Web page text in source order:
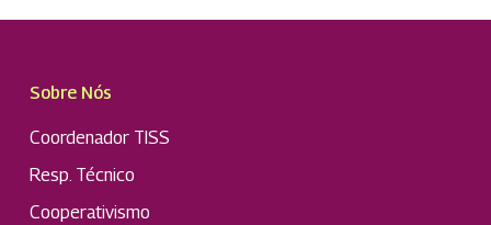
Sobre Nós
Coordenador TISS
Resp. Técnico
Cooperativismo